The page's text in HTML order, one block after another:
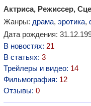
Актриса, Режиссер,
Жанры: драма, эротика,
Дата рождения:
В новостях: 21
В статьях: 3
Трейлеры и видео: 14
Фильмография: 12
Отзывы: 0